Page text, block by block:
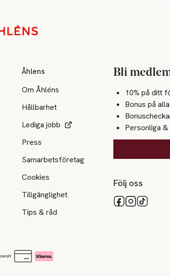
Åhlens
Om Åhléns
Hållbarhet
Lediga jobb
Press
Samarbetsföretag
Cookies
Tillgänglighet
Tips & råd
Bli
10% på ditt
Bonus på
Personliga
Följ oss